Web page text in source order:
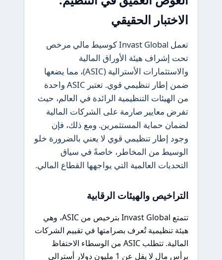
الاختبار الحقيقي
تعمل Invast Global كوسيط مالي مرخص
تحت إشراف هيئة الأوراق المالية
والاستثمارات الأسترالية (ASIC)، مما يضعها
ضمن إطار تنظيمي قوي. تعتبر ASIC واحدة
من الهيئات التنظيمية الرائدة في العالم، حيث
تفرض معايير صارمة على الشركات المالية
لضمان حماية المستثمرين. ومع ذلك، فإن
وجود إطار تنظيمي قوي لا يعني بالضرورة خلو
الوسيط من المخاطر، خاصةً في سياق
التحديات العالمية التي يواجهها القطاع المالي.
التراخيص والهيئات الرقابية
تتمتع Invast Global بترخيص من ASIC، وهي
هيئة تنظيمية تُعرف بصرامتها في تقييم الشركات
المالية. تتطلب ASIC من الوسطاء الاحتفاظ
برأس مال لا يقل عن 1 مليون دولار أسترالي